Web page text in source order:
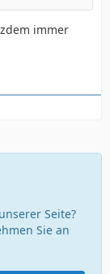
immer
Seite?
Sie an